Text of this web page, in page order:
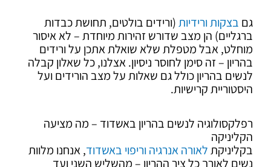
גם בצקות ורידיות(ורידים בולטים, תחושת כבדות
ברגליים) הן מצב שדורש זהירות מיוחדת – לא איסור
מוחלט, אבל מטפלת שלא שואלת אתכן על ורידים
בהריון – זה סימן לחוסר ניסיון. אצלנו, כל שאלון קבלה
לנשים בהריון כולל גם שאלות על מצב הורידים ועל
היסטוריית קרישיות.
רפלקסולוגיה לנשים בהריון באשדוד – מה מציעה
הקליניקה
בקליניקתלאורה אנרגיה וריפוי באשדוד, אנחנו מלוות
נשים לאורך כל ציר ההריון – מהשליש השני ועד